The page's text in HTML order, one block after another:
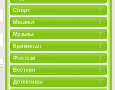
Спорт
Мюзикл
Музыка
Криминал
Фэнтези
Вестерн
Детективы